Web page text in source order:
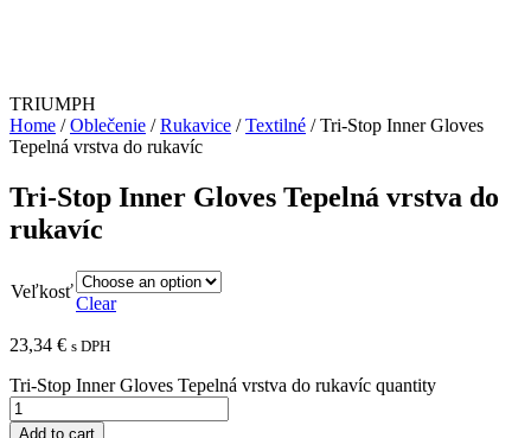
TRIUMPH
Home /Oblečenie /Rukavice /Textilné / Tri-Stop Inner Gloves
Tepelná vrstva do rukavíc
Tri-Stop Inner Gloves Tepelná vrstva do
rukavíc
Veľkosť
Clear
23,34 € s DPH
Tri-Stop Inner Gloves Tepelná vrstva do rukavíc quantity
Add to cart